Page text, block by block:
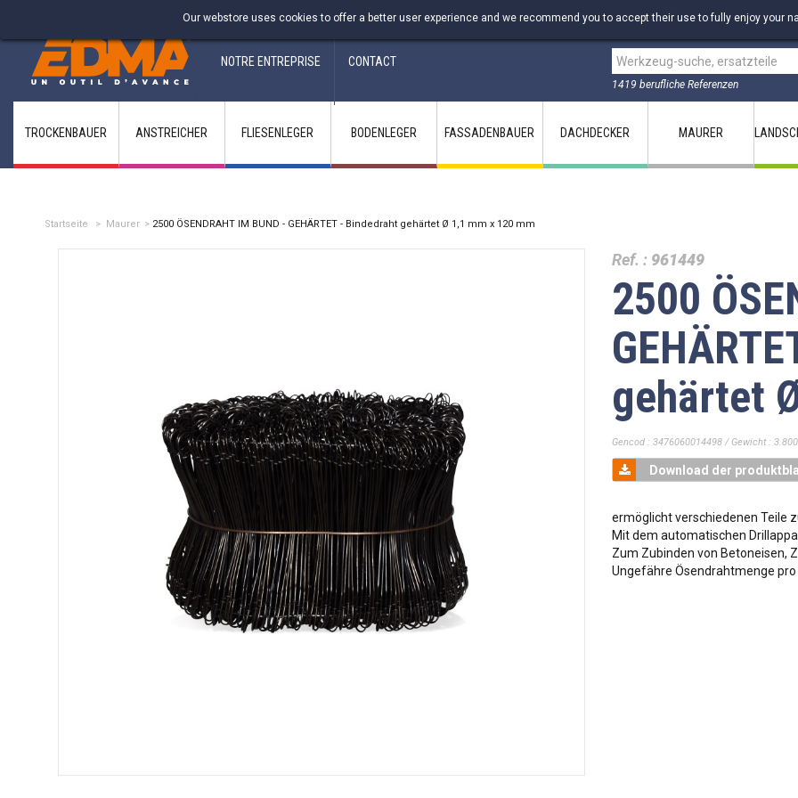
Fabricant francais depuis 1937
NOTRE ENTREPRISE CONTACT
1419 berufliche Referenzen
Our webstore uses cookies to offer a better user experience and we recommend you to accept their use to fully enjoy your
TROCKENBAUER ANSTREICHER FLIESENLEGER BODENLEGER FASSADENBAUER DACHDECKER MAURER
Startseite > Maurer > 2500 ÖSENDRAHT IM BUND - GEHÄRTET - Bindedraht gehärtet Ø 1,1 mm x 120 mm
Ref. : 961449
2500
gehärtet
Gencod : 3476060014498 / Gewicht :
Download der
ermöglicht verschiedenen Teile
Mit dem automatischen
Zum Zubinden von Betoneisen,
Ungefähre Ösendrahtmenge pro